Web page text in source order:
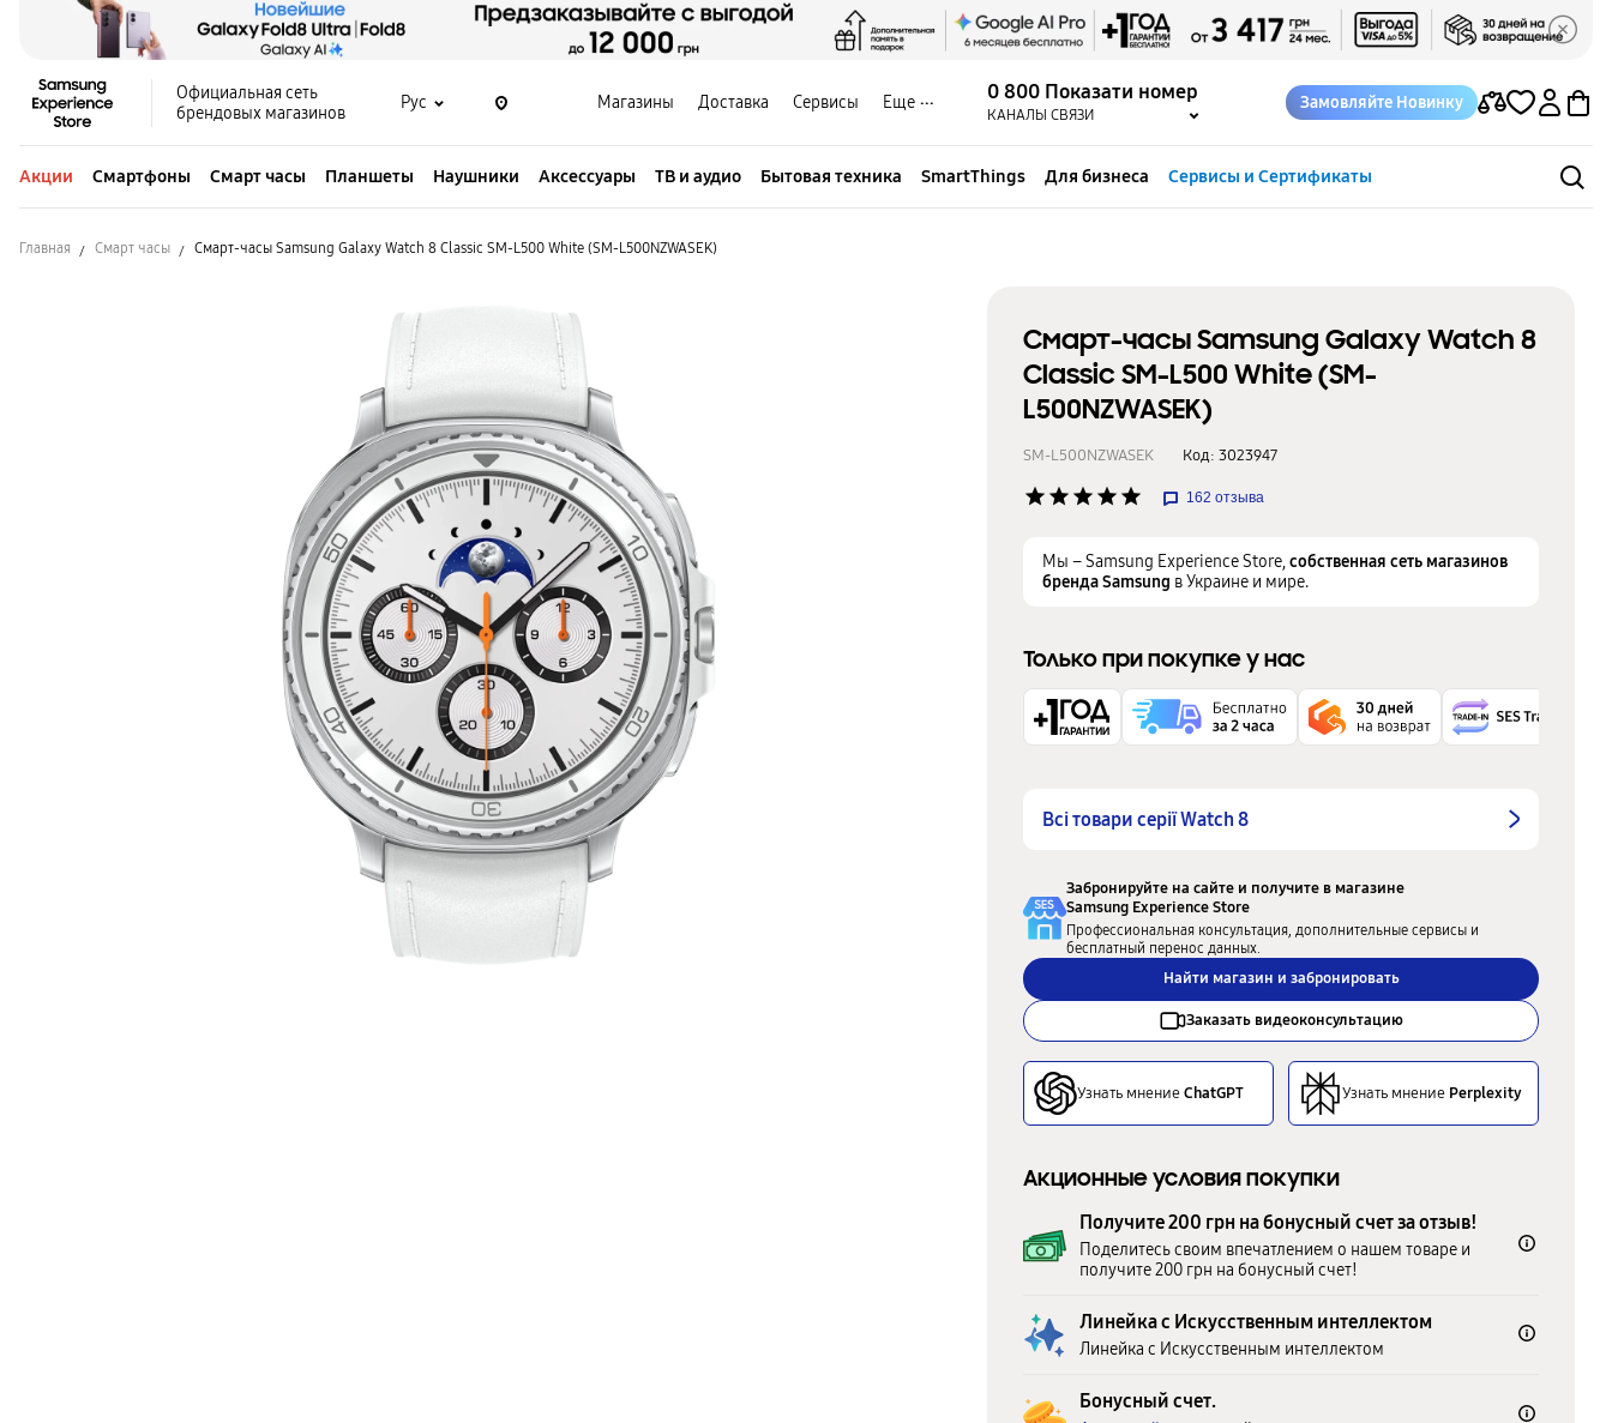
Официальная сеть
брендовых магазинов
Рус Магазины Доставка Сервисы Еще 0 800 Показати номер
КАНАЛЫ СВЯЗИ
Замовляйте Новинку
Акции Смартфоны Смарт часы Планшеты Наушники Аксессуары ТВ и аудио Бытовая техника SmartThings Для бизнеса Сервисы и Сертификаты
Главная Смарт часы Смарт-часы Samsung Galaxy Watch 8 Classic SM-L500 White (SM-L500NZWASEK)
Смарт-часы Samsung Galaxy Watch 8
Classic SM-L500 White (SM-
L500NZWASEK)
SM-L500NZWASEK Код: 3023947
star star star star star 162 отзыва
Мы – Samsung Experience Store,собственная сеть магазинов
бренда Samsung в Украине и мире.
Только при покупке у нас
Всі товари серії Watch 8
Забронируйте на сайте и получите в магазине
Samsung Experience Store
Профессиональная консультация, дополнительные сервисы и
бесплатный перенос данных.
Найти магазин и забронировать
Заказать видеоконсультацию
Узнать мнениеChatGPT Узнать мнение Perplexity
Акционные условия покупки
Получите 200 грн на бонусный счет за отзыв!
Поделитесь своим впечатлением о нашем товаре и
получите 200 грн на бонусный счет!
Линейка с Искусственным интеллектом
Линейка с Искусственным интеллектом
Бонусный счет.